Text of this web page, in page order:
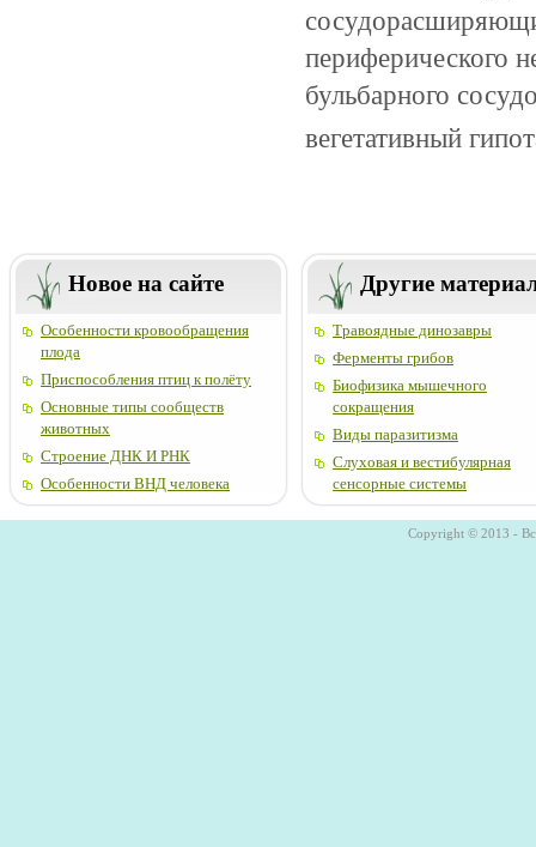
периферического
бульбарного
вегетативный
Новое на сайте
Особенности кровообращения
плода
Приспособления птиц к полёту
Основные типы сообществ
животных
Строение ДНК И РНК
Особенности ВНД человека
Другие
Травоядные динозавры
Ферменты грибов
Биофизика мышечного
сокращения
Виды паразитизма
Слуховая и вестибулярная
сенсорные системы
Copyright © 2013 -